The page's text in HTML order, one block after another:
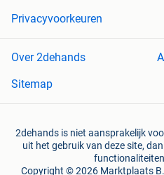
Privacyvoorkeuren
Over 2dehands
Sitemap
2dehands is niet aansprakelijk
uit het gebruik van deze site,
Copyright © 2026 Marktplaats